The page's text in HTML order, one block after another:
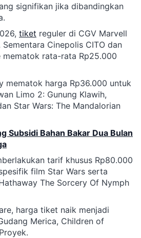
signifikan jika dibandingkan
tiket reguler di CGV Marvell
Cinepolis CITO dan
mematok rata-rata Rp25.000
mematok harga Rp36.000 untuk
Limo 2: Gunung Klawih,
Star Wars: The Mandalorian
Subsidi Bahan Bakar Dua Bulan
tarif khusus Rp80.000
film Star Wars serta
The Sorcery Of Nymph
harga tiket naik menjadi
Merica, Children of